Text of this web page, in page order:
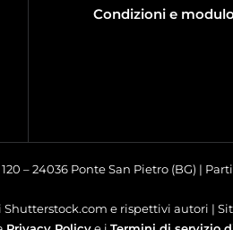
Condizioni e
– 24036 Ponte San Pietro (BG) |
e rispettivi autori |